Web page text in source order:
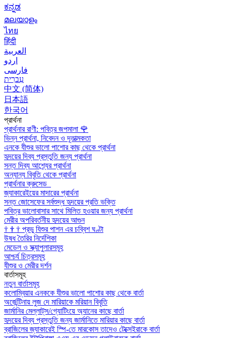
ಕನ್ನಡ
മലയാളം
ไทย
हिंदी
العربية
اردو
فارسی
עִברִית
中文 (简体)
日本語
한국어
প্রার্থনা
প্রার্থনার রাণী: পবিত্র জপমালা 🌹
ভিন্ন প্রার্থনা, নিবেদন ও দূতাত্মকতা
এনকে যীশুর ভালো পাশোর কাছ থেকে প্রার্থনা
হৃদয়ের দিব্য প্রস্তুতি জন্য প্রার্থনা
সন্ত দিব্য আশ্র্যের প্রার্থনা
অন্যান্য বিবৃতি থেকে প্রার্থনা
প্রার্থনার ক্রুসেড
জ্যাকারেইয়ের মাদারের প্রার্থনা
সন্ত জোসেফের সর্বশুদ্ধ হৃদয়ের প্রতি ভক্তি
পবিত্র ভালোবাসার সাথে মিলিত হওয়ার জন্য প্রার্থনা
মেরীর অপরিবর্তনীয় হৃদয়ের আগুন
† † † প্রভু যিশুর পাশন এর চব্বিশ ঘণ্টা
উষধ তৈরির নির্দেশিকা
মেডেল ও স্ক্যাপুলারসমূহ
আশ্চর্য চিত্রসমূহ
যীশুর ও মেরীর দর্শন
বার্তাসমূহ
নতুন বার্তাসমূহ
কলোম্বিয়ার এনককে যীশুর ভালো পাশোর কাছ থেকে বার্তা
অর্জেন্টিনায় লুজ দে মারিয়াকে মরিয়ান বিবৃতি
জার্মানির মেল্লাট্‌স/গ্যোটিংয়ে অ্যানের কাছে বার্তা
হৃদয়ের দিব্য প্রস্তুতি জন্য জার্মানিতে মারিয়ার কাছে বার্তা
ব্রাজিলের জ্যাকারেই স্পি-তে মারকোস তাদেও টেক্সেইরাকে বার্তা